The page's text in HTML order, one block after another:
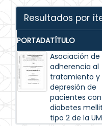
Resultados por
PORTADATÍTULO
Asociación de
adherencia al
tratamiento y
depresión de
pacientes con
diabetes
tipo 2 de la